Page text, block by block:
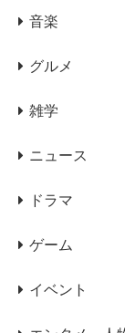
音楽
グルメ
雑学
ニュース
ドラマ
ゲーム
イベント